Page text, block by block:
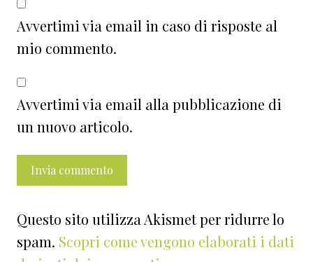
Avvertimi via email in caso di risposte al
mio commento.
Avvertimi via email alla pubblicazione di
un nuovo articolo.
Questo sito utilizza Akismet per ridurre lo
spam. Scopri come vengono elaborati i dati